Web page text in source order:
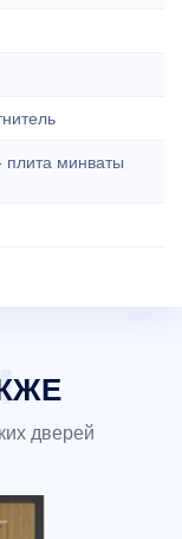
плита минваты
дверей